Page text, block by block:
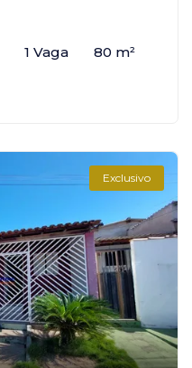
1 Vaga 80 m²
Exclusivo